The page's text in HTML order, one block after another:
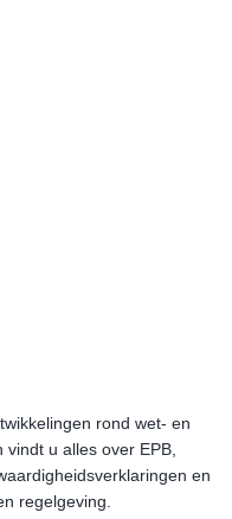
rond wet- en
u alles over EPB,
en
regelgeving.